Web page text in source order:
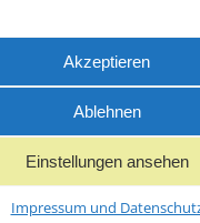
Akzeptieren
Ablehnen
Einstellungen ansehen
Impressum und
und
Datenschutz
Impressum und